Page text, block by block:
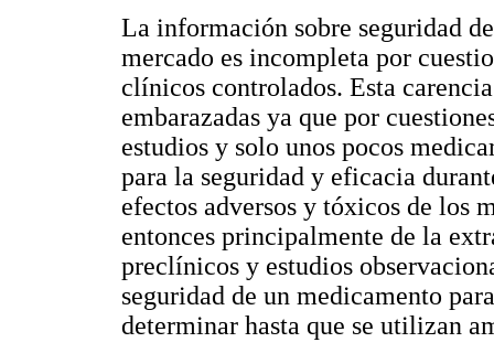
La información sobre seguridad
mercado es incompleta por
clínicos controlados. Esta
embarazadas ya que por
estudios y solo unos pocos
para la seguridad y eficacia
efectos adversos y tóxicos de los
entonces principalmente de la
preclínicos y estudios
seguridad de un medicamento
determinar hasta que se utilizan